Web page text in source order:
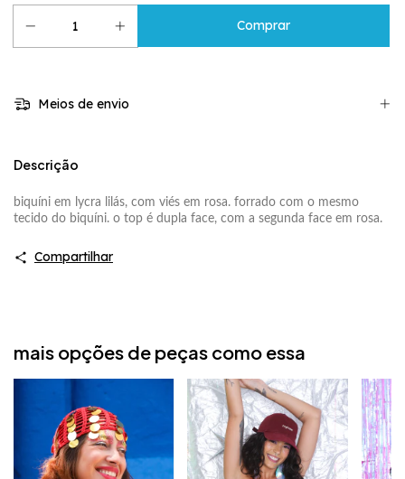
Meios de envio
Descrição
biquíni em lycra lilás, com viés em rosa. forrado com o mesmo
tecido do biquíni. o top é dupla face, com a segunda face em rosa.
Compartilhar
mais opções de peças como essa